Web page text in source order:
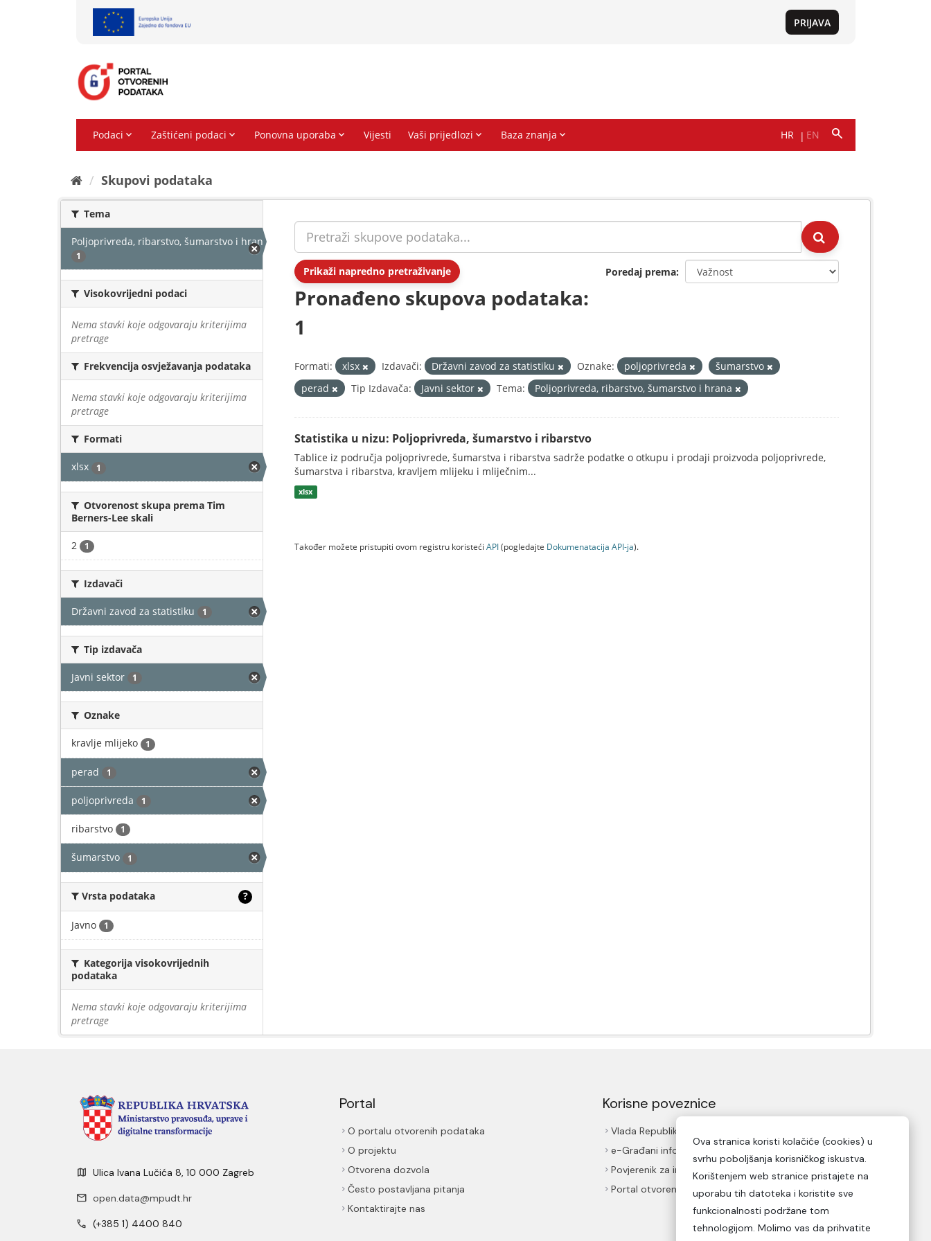
Skupovi podаtаkа
Tema
Poljoprivreda, ribarstvo, šumarstvo i hrana
1
Visokovrijedni podaci
Nema stavki koje odgovaraju kriterijima
pretrage
Frekvencija osvježavanja podataka
Nema stavki koje odgovaraju kriterijima
pretrage
Formati
xlsx 1
Otvorenost skupa prema Tim
Berners-Lee skali
2 1
Izdavači
Državni zavod za statistiku 1
Tip izdavača
Javni sektor 1
Oznake
kravlje mlijeko 1
perad 1
poljoprivreda 1
ribarstvo 1
šumarstvo 1
Vrsta podataka ?
Javno 1
Kategorija visokovrijednih
podataka
Nema stavki koje odgovaraju kriterijima
pretrage
Prikaži napredno pretraživanje Poredaj prema
Pronađeno skupova podataka:
1
Formati: xlsx Izdavači: Državni zavod za statistiku Oznake: poljoprivreda
šumarstvo
perad
Tip Izdavača: Javni sektor Tema: Poljoprivreda, ribarstvo, šumarstvo i hrana
Statistika u nizu: Poljoprivreda, šumarstvo i ribarstvo
Tablice iz područja poljoprivrede, šumarstva i ribarstva sadrže podatke o otkupu i prodaji proizvoda poljoprivrede,
šumarstva i ribarstva, kravljem mlijeku i mliječnim...
xlsx
Također možete pristupiti ovom registru koristeći API(pogledajte Dokumenаtаcijа API-jа).